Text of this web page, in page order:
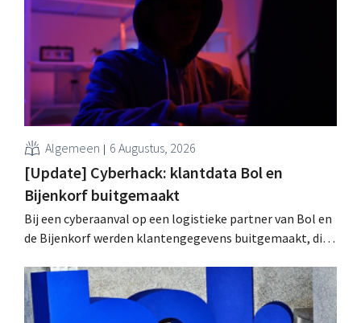
wachtwoorden zijn niet getroffen.
Algemeen 6 Augustus, 2026
[Update] Cyberhack: klantdata Bol en
Bijenkorf buitgemaakt
Bij een cyberaanval op een logistieke partner van Bol en
de Bijenkorf werden klantengegevens buitgemaakt, die
De retailers roepen klanten op alert te zijn voor
phishing.